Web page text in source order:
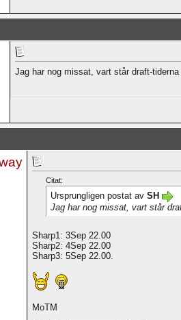
Jag har nog missat, vart står draft-tiderna
Citat:
Ursprungligen postat av SH
Jag har nog missat, vart står
Sharp1: 3Sep 22.00
Sharp2: 4Sep 22.00
Sharp3: 5Sep 22.00.
MoTM